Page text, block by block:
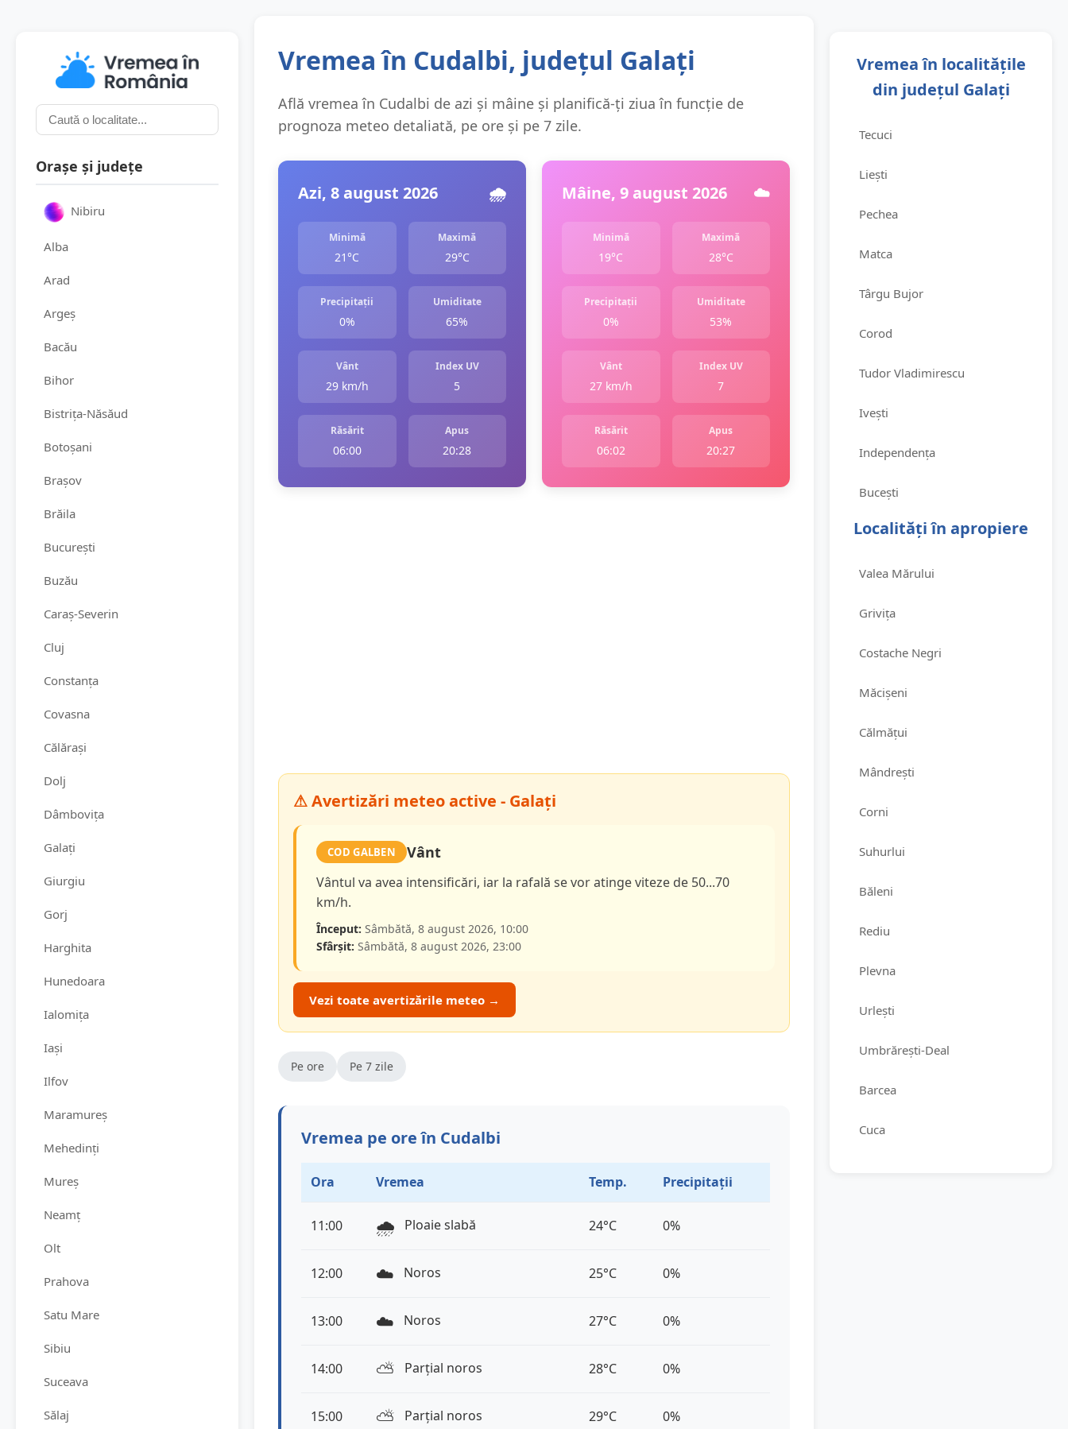
Orașe și județe
Nibiru
Alba
Arad
Argeș
Bacău
Bihor
Bistrița-Năsăud
Botoșani
Brașov
Brăila
București
Buzău
Caraș-Severin
Cluj
Constanța
Covasna
Călărași
Dolj
Dâmbovița
Galați
Giurgiu
Gorj
Harghita
Hunedoara
Ialomița
Iași
Ilfov
Maramureș
Mehedinți
Mureș
Neamț
Olt
Prahova
Satu Mare
Sibiu
Suceava
Sălaj
Vremea în Cudalbi, județul Galați
Află vremea în Cudalbi de azi și mâine și planifică-ți ziua în funcție de
prognoza meteo detaliată, pe ore și pe 7 zile.
Azi, 8 august 2026 🌧️
Minimă
21°C
Maximă
29°C
Precipitații
0%
Umiditate
65%
Vânt
29 km/h
Index UV
5
Răsărit
06:00
Apus
20:28
Mâine, 9 august 2026 ☁️
Minimă
19°C
Maximă
28°C
Precipitații
0%
Umiditate
53%
Vânt
27 km/h
Index UV
7
Răsărit
06:02
Apus
20:27
⚠ Avertizări meteo active - Galați
COD GALBEN Vânt
Vântul va avea intensificări, iar la rafală se vor atinge viteze de 50...70
km/h.
Început: Sâmbătă, 8 august 2026, 10:00
Sfârșit: Sâmbătă, 8 august 2026, 23:00
Vezi toate avertizările meteo →
Pe ore Pe 7 zile
Vremea pe ore în Cudalbi
Ora Vremea Temp. Precipitații
11:00 🌧️ Ploaie slabă 24°C 0%
12:00 ☁️ Noros 25°C 0%
13:00 ☁️ Noros 27°C 0%
14:00 ⛅️ Parțial noros 28°C 0%
15:00 ⛅️ Parțial noros 29°C 0%
Vremea în localitățile
din județul Galați
Tecuci
Liești
Pechea
Matca
Târgu Bujor
Corod
Tudor Vladimirescu
Ivești
Independența
Bucești
Localități în apropiere
Valea Mărului
Grivița
Costache Negri
Măcișeni
Călmățui
Mândrești
Corni
Suhurlui
Băleni
Rediu
Plevna
Urlești
Umbrărești-Deal
Barcea
Cuca